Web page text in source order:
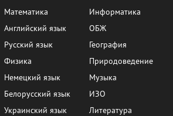
Математика
Английский язык
Русский язык
Физика
Немецкий язык
Белорусский язык
Украинский язык
Информатика
ОБЖ
География
Природоведение
Музыка
ИЗО
Литература